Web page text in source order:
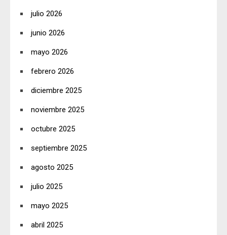
julio 2026
junio 2026
mayo 2026
febrero 2026
diciembre 2025
noviembre 2025
octubre 2025
septiembre 2025
agosto 2025
julio 2025
mayo 2025
abril 2025